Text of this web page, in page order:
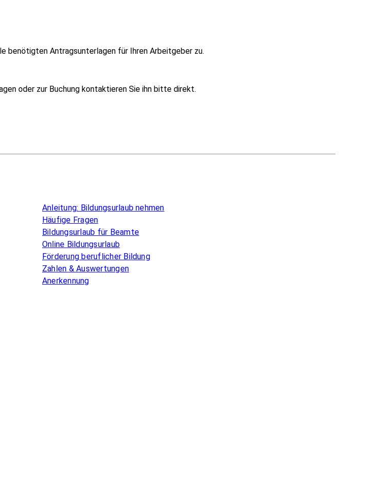
benötigten Antragsunterlagen für Ihren Arbeitgeber zu.
oder zur Buchung kontaktieren Sie ihn bitte direkt.
Anleitung: Bildungsurlaub nehmen
Häufige Fragen
Bildungsurlaub für Beamte
Online Bildungsurlaub
Förderung beruflicher Bildung
Zahlen & Auswertungen
Anerkennung